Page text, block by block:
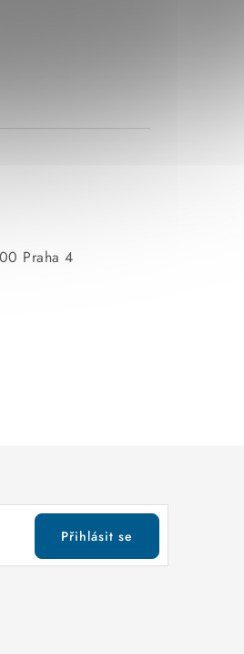
Praha 4
Přihlásit se